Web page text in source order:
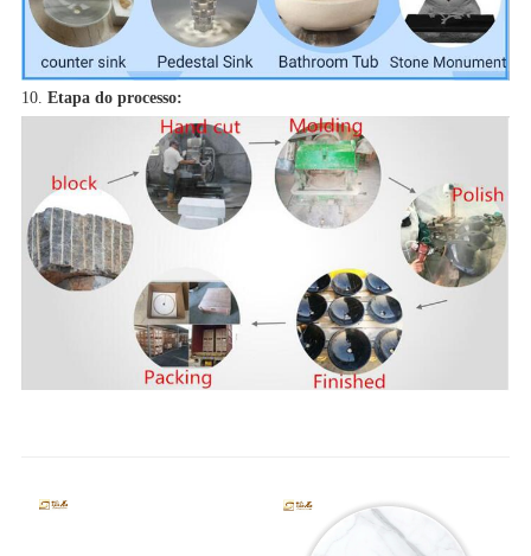
10. Etapa do processo: